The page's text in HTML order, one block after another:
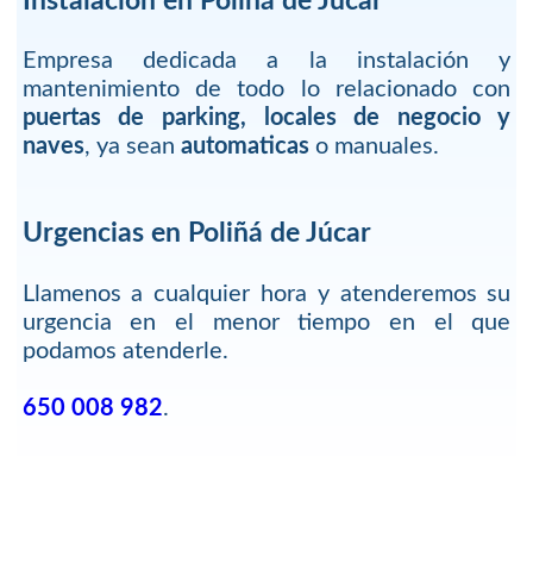
Empresa dedicada a la instalación y
mantenimiento de todo lo relacionado con
puertas de parking, locales de negocio y
naves, ya sean automaticaso manuales.
Urgencias en Poliñá de Júcar
Llamenos a cualquier hora y atenderemos su
urgencia en el menor tiempo en el que
podamos atenderle.
650 008 982.